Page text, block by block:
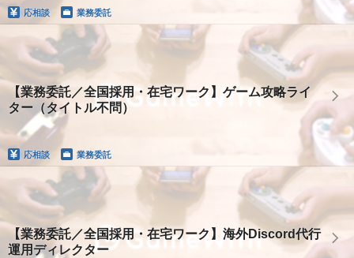
応相談 業務委託
【業務委託／全国採用・在宅ワーク】ゲーム攻略ライ
ター（タイトル不問）
応相談 業務委託
【業務委託／全国採用・在宅ワーク】海外Discord代行
運用ディレクター